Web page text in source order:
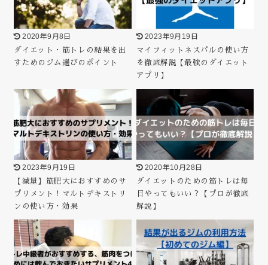
2020年9月8日
ダイエット・筋トレの結果を出
すためのジム選びのポイント
2023年9月19日
マイフィットネスパルの使い方
を徹底解説【最強のダイエット
アプリ】
2023年9月19日
【減量】筋肥大におすすめのサ
プリメント！マルトデキストリ
ンの使い方・効果
2020年10月28日
ダイエットのための筋トレは毎
日やってもいい？【プロが徹底
解説】